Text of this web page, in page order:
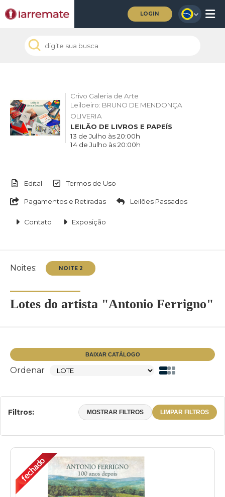
LOGIN
Crivo Galeria de Arte
Leiloeiro: BRUNO DE MENDONÇA
OLIVERIA
LEILÃO DE LIVROS E PAPEÍS
13 de Julho às 20:00h
14 de Julho às 20:00h
Edital Termos de Uso
Pagamentos e Retiradas Leilões Passados
Contato Exposição
Noites:
Lotes do artista "Antonio Ferrigno"
BAIXAR CATÁLOGO
Ordenar
Filtros: MOSTRAR FILTROS LIMPAR FILTROS